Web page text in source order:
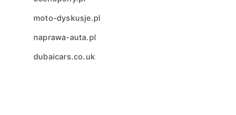
moto-dyskusje.pl
naprawa-auta.pl
dubaicars.co.uk